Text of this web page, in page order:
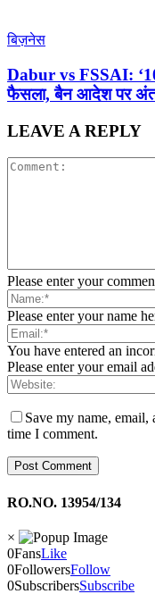
बिज़नेस
Dabur vs FSSAI:
फैसला, बैन आदेश पर
LEAVE A REPLY
Please enter your
Please enter your name
You have entered an
Please enter your email
Save my name,
time I comment.
RO.NO. 13954/134
×
0FansLike
0FollowersFollow
0SubscribersSubscribe